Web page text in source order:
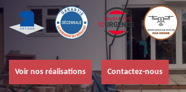
Voir nos réalisations Contactez-nous